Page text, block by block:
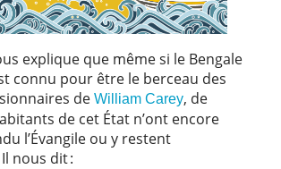
explique que même si le Bengale
connu pour être le berceau des
de William Carey, de
de cet État n’ont encore
l’Évangile ou y restent
nous dit :